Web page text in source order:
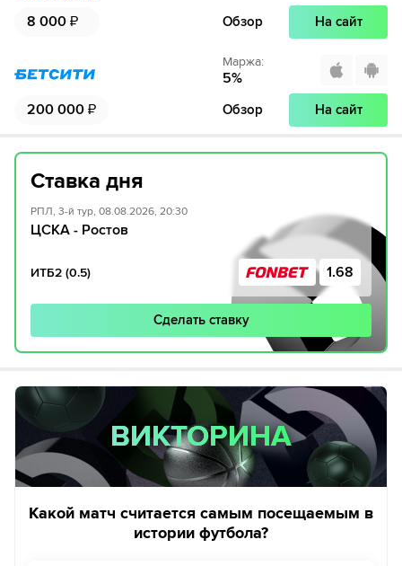
8 000 ₽ Обзор На сайт
200 000 ₽
Маржа:
5%
Обзор На сайт
Ставка дня
РПЛ, 3-й тур, 08.08.2026, 20:30
ЦСКА - Ростов
ИТБ2 (0.5) 1.68
Сделать ставку
ВИКТОРИНА
ВИКТОРИНА
Какой матч считается самым посещаемым в
истории футбола?